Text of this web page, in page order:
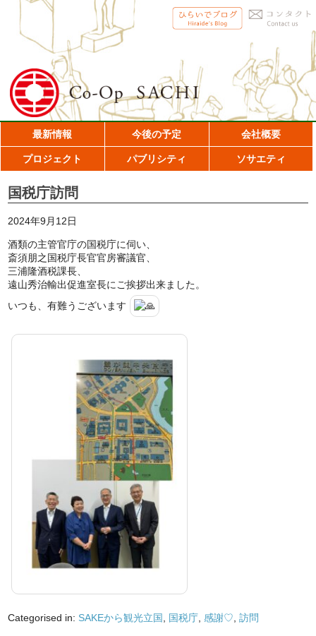
最新情報 今後の予定 会社概要
プロジェクト パブリシティ ソサエティ
国税庁訪問
2024年9月12日
酒類の主管官庁の国税庁に伺い、
斎須朋之国税庁長官官房審議官、
三浦隆酒税課長、
遠山秀治輸出促進室長にご挨拶出来ました。
いつも、有難うございます
Categorised in: SAKEから観光立国 国税庁 感謝♡ ,訪問